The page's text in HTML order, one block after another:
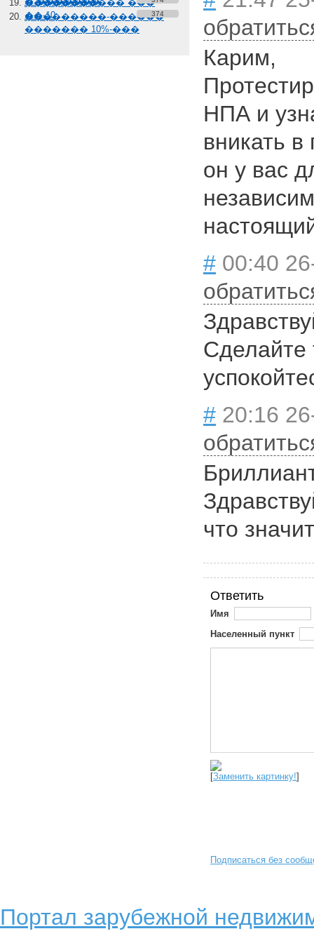
����������� ���
��-10
���������-������
������� 10%-���
374
Карим,
НПА и
вникать
он у вас
# 00:40
Сделайте
# 20:16
что
Ответить
Имя
Населенный пункт
[Заменить картинку!]
Подписаться без
Портал зарубежной